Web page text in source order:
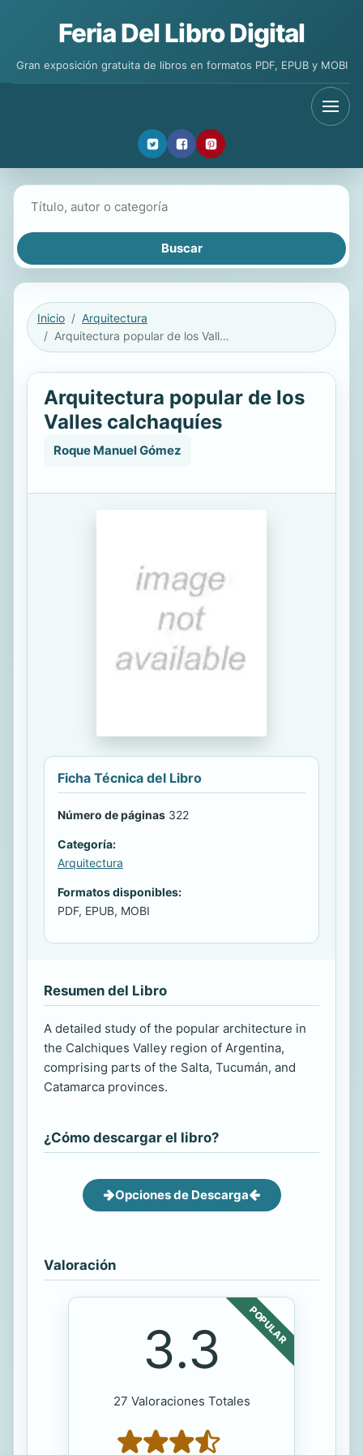
Feria Del Libro Digital
Gran exposición gratuita de libros en formatos PDF, EPUB y MOBI
Inicio
Arquitectura
Arquitectura popular de los Valles calchaquíes
Arquitectura popular de los
Valles calchaquíes
Roque Manuel Gómez
Ficha Técnica del Libro
Número de páginas 322
Categoría:
Arquitectura
Formatos disponibles:
PDF, EPUB, MOBI
Resumen del Libro
A detailed study of the popular architecture in
the Calchiques Valley region of Argentina,
comprising parts of the Salta, Tucumán, and
Catamarca provinces.
¿Cómo descargar el libro?
Opciones de Descarga
Valoración
POPULAR
3.3
27 Valoraciones Totales